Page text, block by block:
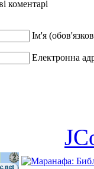
коментарі
Ім'я
Електронна